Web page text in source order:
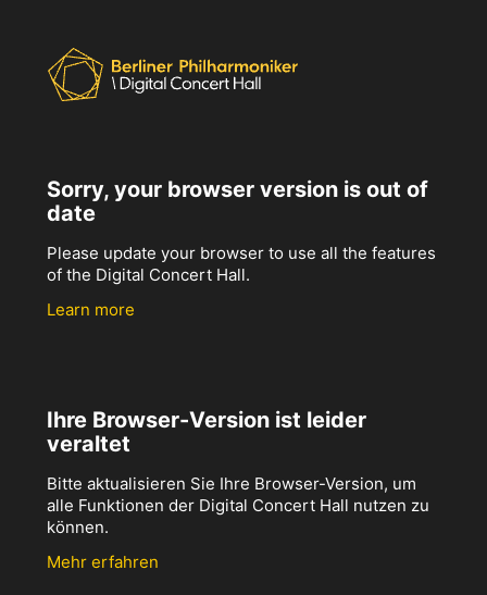
Sorry, your browser version is out of
date
Please update your browser to use all the features
of the Digital Concert Hall.
Learn more
Ihre Browser-Version ist leider
veraltet
Bitte aktualisieren Sie Ihre Browser-Version, um
alle Funktionen der Digital Concert Hall nutzen zu
können.
Mehr erfahren